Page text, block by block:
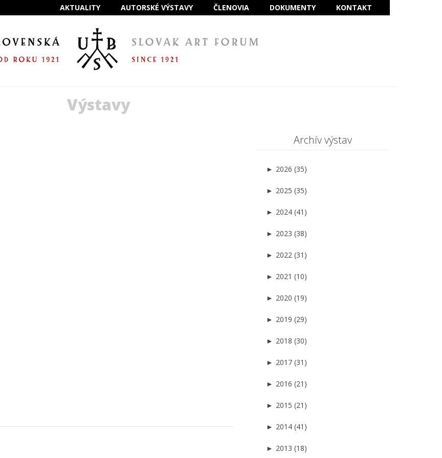
AKTUALITY AUTORSKÉ VÝSTAVY ČLENOVIA DOKUMENTY KONTAKT
Výstavy
Archív výstav
► 2026 (35)
► 2025 (35)
► 2024 (41)
► 2023 (38)
► 2022 (31)
► 2021 (10)
► 2020 (19)
► 2019 (29)
► 2018 (30)
► 2017 (31)
► 2016 (21)
► 2015 (21)
► 2014 (41)
► 2013 (18)